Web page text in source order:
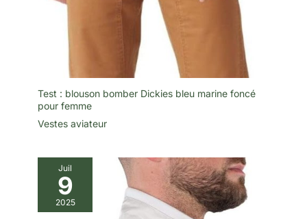
Test : blouson bomber Dickies bleu marine foncé
pour femme
Vestes aviateur
Juil
9
2025